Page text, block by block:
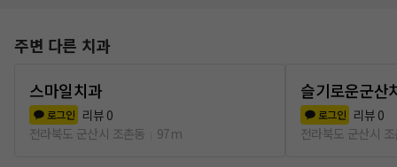
주변 다른 치과
스마일치과
로그인 리뷰 0
전라북도 군산시 조촌동
97m
슬기로운군산
로그인 리뷰 0
전라북도 군산시